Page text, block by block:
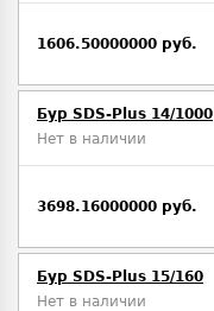
1606.50000000 руб.
Бур SDS-Plus 14/1000
Нет в наличии
3698.16000000 руб.
Бур SDS-Plus 15/160
Нет в наличии